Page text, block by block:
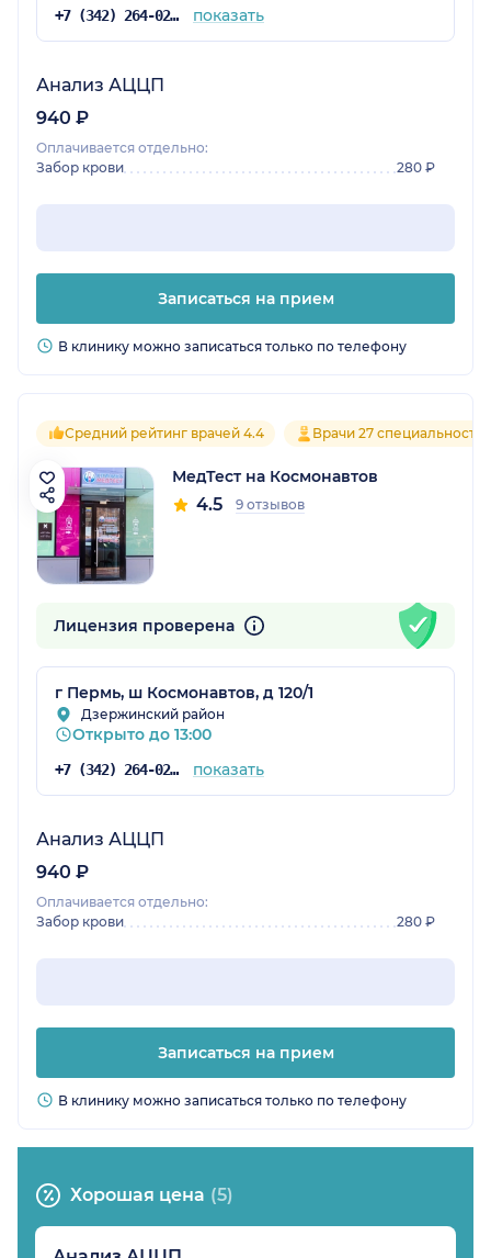
+7 (342) 264-02-09 показать
Анализ АЦЦП
940 ₽
Оплачивается отдельно:
Забор крови
280 ₽
Записаться на прием
В клинику можно записаться только по телефону
Средний рейтинг врачей 4.4 Врачи 27
МедТест на Космонавтов
4.5 9 отзывов
Лицензия проверена
г Пермь, ш Космонавтов, д 120/1
Дзержинский район
Открыто до 13:00
+7 (342) 264-02-09 показать
Анализ АЦЦП
940 ₽
Оплачивается отдельно:
Забор крови
280 ₽
Записаться на прием
В клинику можно записаться только по телефону
Хорошая цена (5)